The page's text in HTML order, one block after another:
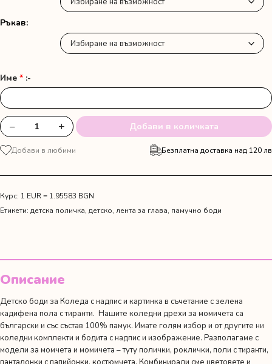
35.00 лв.
/
17.90 €
Ръкав
Име * :-
количество
за
Сет
кадифена
поличка
− + Добави в количката
Добави в любими Безплатна доставка над 120 лв
Курс: 1 EUR = 1.95583 BGN
Етикети: детска поличка, детско, лента за глава, памучно боди
Описание
Детско боди за Коледа с надпис и картинка в съчетание с зелена
кадифена пола с тиранти. Нашите коледни дрехи за момичета са
български и със състав 100% памук. Имате голям избор и от другите ни
коледни комплекти и бодита с надпис и изображение. Разполагаме с
модели за момчета и момичета – туту полички, роклички, поли с тиранти,